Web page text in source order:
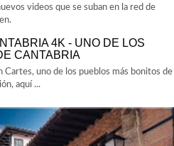
videos que se suban en la red de
4K - UNO DE LOS
CANTABRIA
Cartes, uno de los pueblos más bonitos de
aquí ...